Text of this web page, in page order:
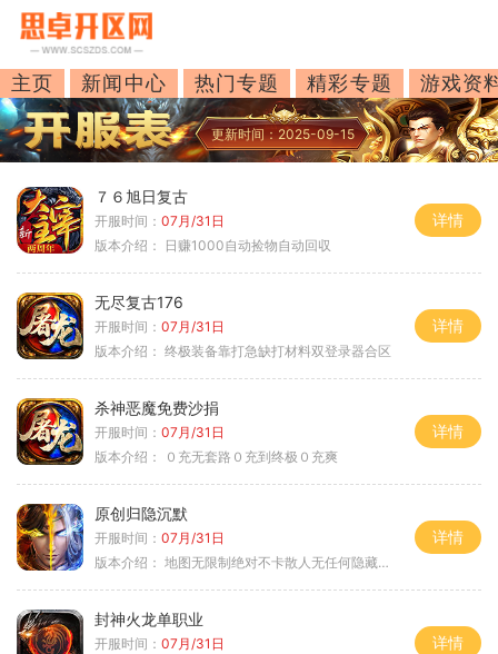
主页 新闻中心 热门专题 精彩专题 游戏资
更新时间：2025-09-15
７６旭日复古
开服时间： 07月/31日
版本介绍：
日赚1000自动捡物自动回収
详情
无尽复古176
开服时间： 07月/31日
版本介绍： 终极装备靠打急缺打材料双登录器合区
详情
杀神恶魔免费沙捐
开服时间： 07月/31日
版本介绍：
０充无套路０充到终极０充爽
详情
原创归隐沉默
开服时间： 07月/31日
版本介绍： 地图无限制绝对不卡散人无任何隐藏消费
详情
封神火龙单职业
开服时间： 07月/31日
详情